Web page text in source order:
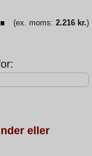
(ex. moms: 2.216 kr.)
eller